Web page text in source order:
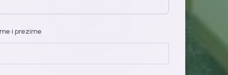
i prezime